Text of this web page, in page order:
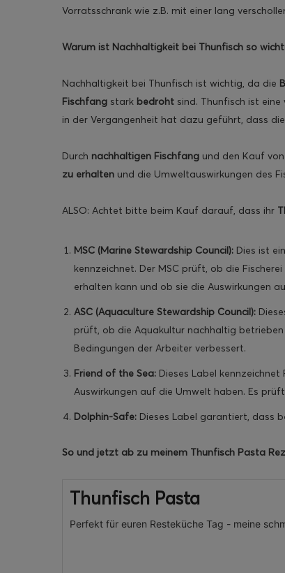
Vorratsschrank wie z.B. mit einer lang
Warum ist Nachhaltigkeit bei Thunfisch so
Nachhaltigkeit bei Thunfisch ist wichtig, da die
Fischfang stark bedroht sind. Thunfisch ist
in der Vergangenheit hat dazu geführt, dass
Durch nachhaltigen Fischfang und den Kauf
zu erhalten und die Umweltauswirkungen des
ALSO: Achtet bitte beim Kauf darauf, dass ihr
MSC (Marine Stewardship Council): Dies ist
kennzeichnet. Der MSC prüft, ob die
erhalten kann und ob sie die Auswirkungen
ASC (Aquaculture Stewardship Council):
prüft, ob die Aquakultur nachhaltig
Bedingungen der Arbeiter verbessert.
Friend of the Sea: Dieses Label
Auswirkungen auf die Umwelt haben. Es
Dolphin-Safe: Dieses Label garantiert, dass
So und jetzt ab zu meinem Thunfisch Pasta
Thunfisch Pasta
Perfekt für euren Resteküche Tag - meine